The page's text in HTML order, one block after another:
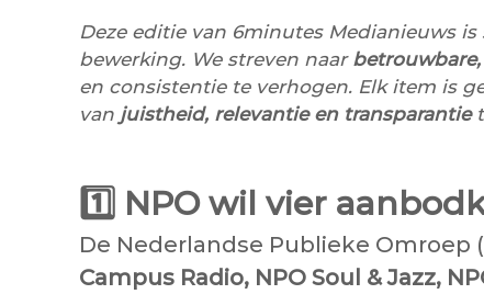
Deze editie van 6minutes Medianieuws
bewerking. We streven naar
en consistentie te verhogen. Elk item is
van juistheid, relevantie en transparantie
1️⃣ NPO wil vier
De Nederlandse Publieke Omroep
Campus Radio, NPO Soul & Jazz,